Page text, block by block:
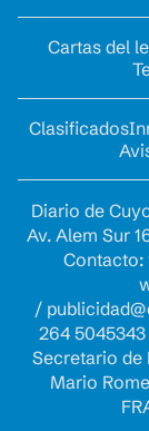
Cartas del
Clasificados
Diario de
Av. Alem Sur
Contacto:
/
264
Secretario de
Mario